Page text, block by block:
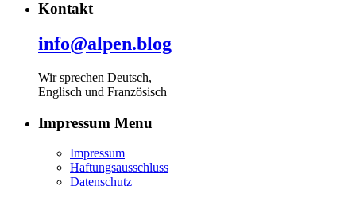
Kontakt
info@alpen.blog
Wir sprechen Deutsch,
Englisch und Französisch
Impressum Menu
Impressum
Haftungsausschluss
Datenschutz